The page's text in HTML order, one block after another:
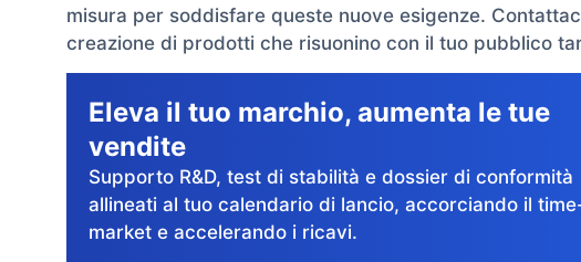
misura per soddisfare queste nuove esigenze.
creazione di prodotti che risuonino con il tuo pubblico
Eleva il tuo marchio, aumenta le tue
vendite
Supporto R&D, test di stabilità e dossier di conformità
allineati al tuo calendario di lancio, accorciando il
market e accelerando i ricavi.